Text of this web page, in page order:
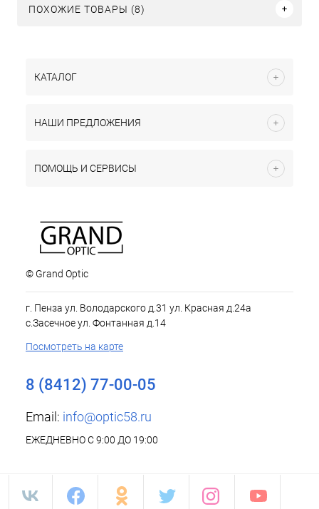
ПОХОЖИЕ ТОВАРЫ (8)
КАТАЛОГ
НАШИ ПРЕДЛОЖЕНИЯ
ПОМОЩЬ И СЕРВИСЫ
© Grand Optic
г. Пенза ул. Володарского д.31 ул. Красная д.24а
с.Засечное ул. Фонтанная д.14
Посмотреть на карте
8 (8412) 77-00-05
Email: info@optic58.ru
ЕЖЕДНЕВНО С 9:00 ДО 19:00